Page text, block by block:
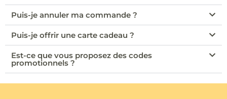
Puis-je annuler ma commande ?
Puis-je offrir une carte cadeau ?
Est-ce que vous proposez des codes
promotionnels ?